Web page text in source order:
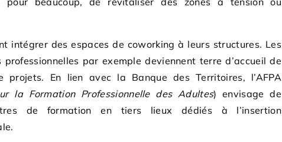
intégrer des espaces de coworking à leurs structures. Les
par exemple deviennent terre d’accueil de
projets. En lien avec la Banque des Territoires, l’AFPA
la Formation Professionnelle des Adultes) envisage de
de formation en tiers lieux dédiés à l’insertion